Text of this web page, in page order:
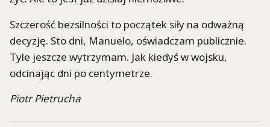
Szczerość bezsilności to początek siły na odważną
decyzję. Sto dni, Manuelo, oświadczam publicznie.
Tyle jeszcze wytrzymam. Jak kiedyś w wojsku,
odcinając dni po centymetrze.
Piotr Pietrucha